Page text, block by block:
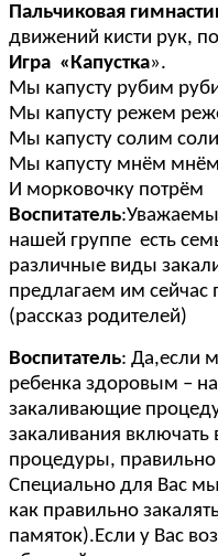
Пальчиковая
движений кисти рук,
Игра «Капустка».
Мы капусту рубим
Мы капусту режем
Мы капусту солим
Мы капусту мнём мнём
И морковочку потрём
Воспитатель
нашей группе есть
различные виды
предлагаем им сейчас
(рассказ родителей)
Воспитатель: Да,если
ребенка здоровым –
закаливающие
закаливания
процедуры,
Специально для Вас
как правильно
памяток).Если у Вас